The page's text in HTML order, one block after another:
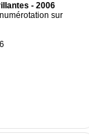
- 2006
sur